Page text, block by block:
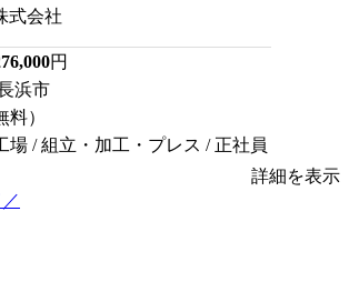
式会社
円
浜市
料）
場 / 組立・加工・プレス / 正社員
詳細を表示